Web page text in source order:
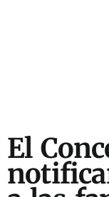
El